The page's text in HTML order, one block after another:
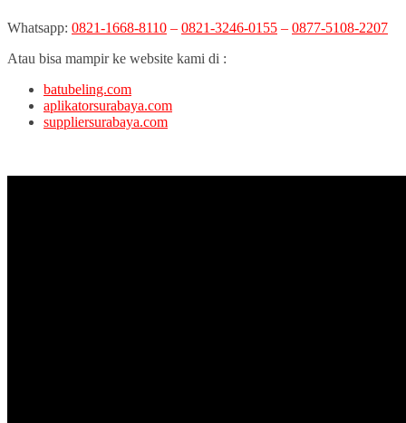
Whatsapp: 0821-1668-8110 – 0821-3246-0155 – 0877-5108-2207
Atau bisa mampir ke website kami di :
batubeling.com
aplikatorsurabaya.com
suppliersurabaya.com